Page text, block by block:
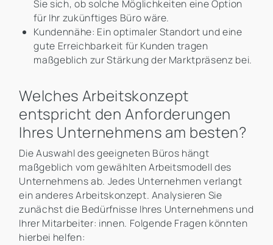
Sie sich, ob solche Möglichkeiten eine Option
für Ihr zukünftiges Büro wäre.
Kundennähe: Ein optimaler Standort und eine
gute Erreichbarkeit für Kunden tragen
maßgeblich zur Stärkung der Marktpräsenz bei.
Welches Arbeitskonzept
entspricht den Anforderungen
Ihres Unternehmens am besten?
Die Auswahl des geeigneten Büros hängt
maßgeblich vom gewählten Arbeitsmodell des
Unternehmens ab. Jedes Unternehmen verlangt
ein anderes Arbeitskonzept. Analysieren Sie
zunächst die Bedürfnisse Ihres Unternehmens und
Ihrer Mitarbeiter: innen. Folgende Fragen könnten
hierbei helfen: